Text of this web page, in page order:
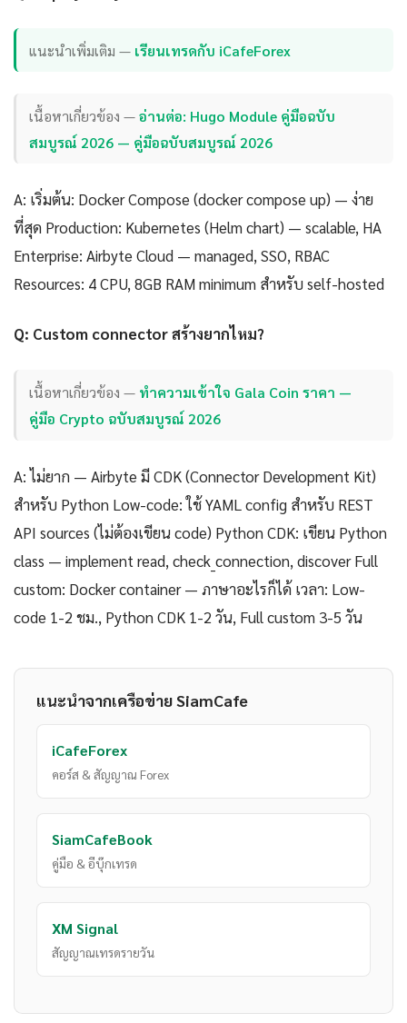
แนะนำเพิ่มเติม — เรียนเทรดกับ iCafeForex
เนื้อหาเกี่ยวข้อง —อ่านต่อ: Hugo Module คู่มือฉบับ
สมบูรณ์ 2026 — คู่มือฉบับสมบูรณ์ 2026
A: เริ่มต้น: Docker Compose (docker compose up) — ง่าย
ที่สุด Production: Kubernetes (Helm chart) — scalable, HA
Enterprise: Airbyte Cloud — managed, SSO, RBAC
Resources: 4 CPU, 8GB RAM minimum สำหรับ self-hosted
Q: Custom connector สร้างยากไหม?
เนื้อหาเกี่ยวข้อง — ทำความเข้าใจ Gala Coin ราคา —
คู่มือ Crypto ฉบับสมบูรณ์ 2026
A: ไม่ยาก — Airbyte มี CDK (Connector Development Kit)
สำหรับ Python Low-code: ใช้ YAML config สำหรับ REST
API sources (ไม่ต้องเขียน code) Python CDK: เขียน Python
class — implement read, check_connection, discover Full
custom: Docker container — ภาษาอะไรก็ได้ เวลา: Low-
code 1-2 ชม., Python CDK 1-2 วัน, Full custom 3-5 วัน
แนะนำจากเครือข่าย SiamCafe
iCafeForex
คอร์ส & สัญญาณ Forex
SiamCafeBook
คู่มือ & อีบุ๊กเทรด
XM Signal
สัญญาณเทรดรายวัน